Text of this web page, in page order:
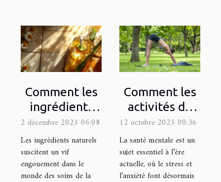
Comment les
ingrédients
naturels
améliorent
votre routine
de soins
2 décembre 2025 06:08
Les ingrédients naturels
suscitent un vif
engouement dans le
monde des soins de la
Comment les
activités de
plein air
améliorent-
elles votre
santé mentale
12 octobre 2025 00:36
La santé mentale est un
sujet essentiel à l’ère
actuelle, où le stress et
l’anxiété font désormais